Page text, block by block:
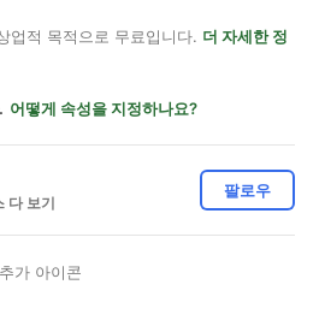
업적 목적으로 무료입니다. 더 자세한 정
어떻게 속성을 지정하나요?
다 보기
팔로우
가 아이콘